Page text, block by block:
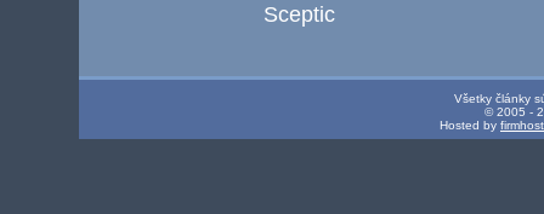
Sceptic
Všetky články
© 2005 -
Hosted by